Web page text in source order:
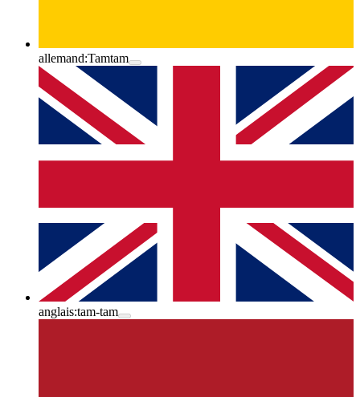
allemand:Tamtam
anglais:tam-tam